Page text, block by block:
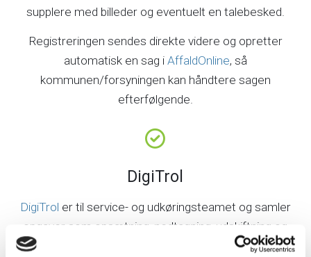
supplere med billeder og eventuelt en talebesked.
Registreringen sendes direkte videre og opretter
automatisk en sag i AffaldOnline, så
kommunen/forsyningen kan håndtere sagen
efterfølgende.
DigiTrol
DigiTrol er til service- og udkøringsteamet og samler
opgaver som opsætning, nedtagning, udskiftning og
reparation af materiel i digitale arbejdssedler. Opgaver